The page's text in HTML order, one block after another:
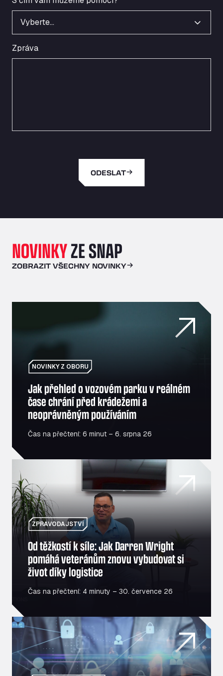
Vyberte…
Zpráva
ODESLAT
NOVINKYZE SNAP
ZOBRAZIT VŠECHNY NOVINKY
Jak přehled o vozovém parku v reálném čase chrání
NOVINKY Z OBORU
Jak přehled o vozovém parku v reálném
čase chrání před krádežemi a
neoprávněným používáním
Čas na přečtení: 6 minut – 6. srpna 26
Od těžkostí k síle: Jak Darren Wright pomáhá
ZPRAVODAJSTVÍ
Od těžkostí k síle: Jak Darren Wright
pomáhá veteránům znovu vybudovat si
život díky logistice
Čas na přečtení: 4 minuty – 30. července 26
Je váš vozový park terčem útoků? Bezpečnost na